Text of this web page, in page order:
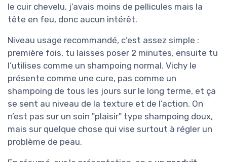
le cuir chevelu, j’avais moins de pellicules mais la
tête en feu, donc aucun intérêt.
Niveau usage recommandé, c’est assez simple :
première fois, tu laisses poser 2 minutes, ensuite tu
l’utilises comme un shampoing normal. Vichy le
présente comme une cure, pas comme un
shampoing de tous les jours sur le long terme, et ça
se sent au niveau de la texture et de l’action. On
n’est pas sur un soin "plaisir" type shampoing doux,
mais sur quelque chose qui vise surtout à régler un
problème de peau.